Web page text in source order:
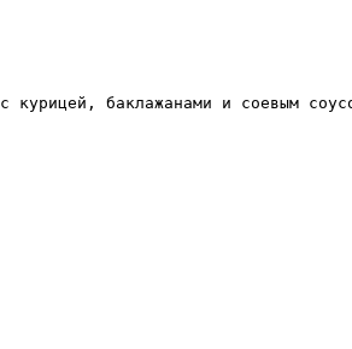
с курицей, баклажанами и соевым